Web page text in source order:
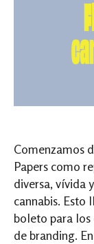
Comenzamos
Papers como
diversa, vívida
cannabis. Esto
boleto para
de branding.